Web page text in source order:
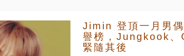
Jimin 登頂一月男
譽榜，Jungkook
緊隨其後